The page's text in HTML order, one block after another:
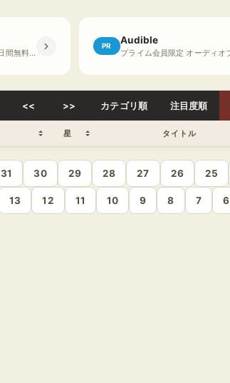
電子書籍 読み放題 ・ 30日間無料体験
PR Audible
<< >> カテゴリ順 注目度順
星 タイトル
31 30 29 28 27 26 25
13 12 11 10 9 8 7 6